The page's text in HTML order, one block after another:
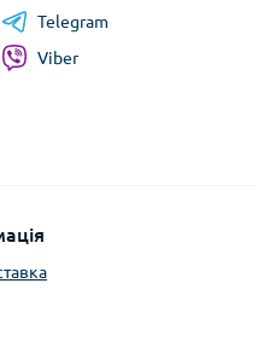
Telegram
Viber